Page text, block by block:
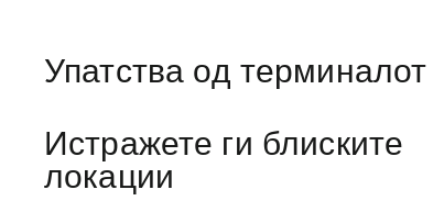
Упатства од терминалот
Истражете ги блиските
локации